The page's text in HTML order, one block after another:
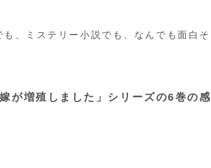
、ミステリー小説でも、なんでも面白そ
が増殖しました」シリーズの6巻の感